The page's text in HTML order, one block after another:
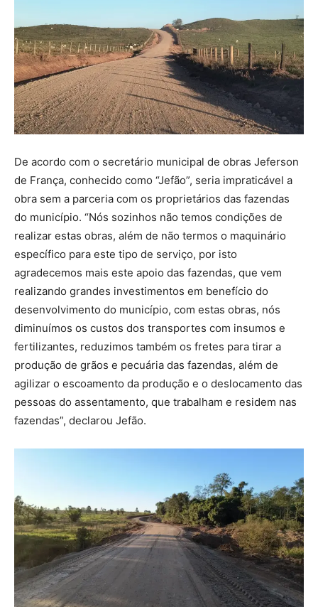
De acordo com o secretário municipal de obras Jeferson
de França, conhecido como “Jefão”, seria impraticável a
obra sem a parceria com os proprietários das fazendas
do município. “Nós sozinhos não temos condições de
realizar estas obras, além de não termos o maquinário
específico para este tipo de serviço, por isto
agradecemos mais este apoio das fazendas, que vem
realizando grandes investimentos em benefício do
desenvolvimento do município, com estas obras, nós
diminuímos os custos dos transportes com insumos e
fertilizantes, reduzimos também os fretes para tirar a
produção de grãos e pecuária das fazendas, além de
agilizar o escoamento da produção e o deslocamento das
pessoas do assentamento, que trabalham e residem nas
fazendas”, declarou Jefão.